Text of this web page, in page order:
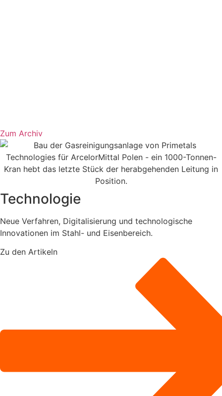
Zum Archiv
Technologie
Neue Verfahren, Digitalisierung und technologische
Innovationen im Stahl- und Eisenbereich.
Zu den Artikeln